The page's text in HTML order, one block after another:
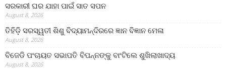
ସରକାରୀ ଘର ଯାହା ପାଇଁ ସାତ ସପନ
August 8, 2026
ତିହିଡି଼ ସରସ୍ୱତୀ ଶିଶୁ ବିଦ୍ୟାମନ୍ଦିରରେ ଜ୍ଞାନ ବିଜ୍ଞାନ ମେଳା
August 8, 2026
ବିଜେଡି ପଂଚାୟତ ସଭାପତି ବିପନ୍ନଙ୍କୁ ବାଂଟିଲେ ଶୁଖିଲାଖାଦ୍ୟ
August 8, 2026